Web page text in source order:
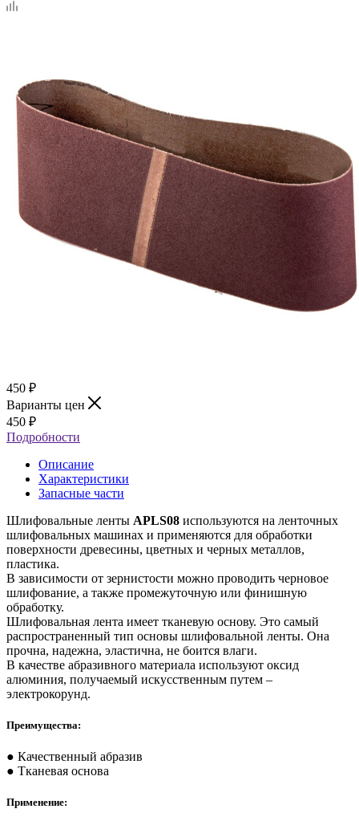
450 ₽
Варианты цен
450 ₽
Подробности
Описание
Характеристики
Запасные части
Шлифовальные ленты APLS08 используются на ленточных
шлифовальных машинах и применяются для обработки
поверхности древесины, цветных и черных металлов,
пластика.
В зависимости от зернистости можно проводить черновое
шлифование, а также промежуточную или финишную
обработку.
Шлифовальная лента имеет тканевую основу. Это самый
распространенный тип основы шлифовальной ленты. Она
прочна, надежна, эластична, не боится влаги.
В качестве абразивного материала используют оксид
алюминия, получаемый искусственным путем –
электрокорунд.
Преимущества:
● Качественный абразив
● Тканевая основа
Применение: